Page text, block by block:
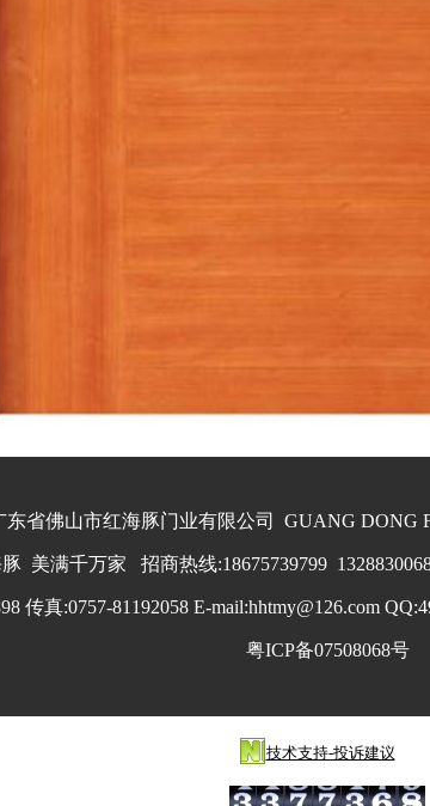
东省佛山市红海豚门业有限公司 GUANG DONG
美满千万家 招商热线:18675739799
传真:0757-81192058 E-mail:hhtmy@126.com
粤ICP备07508068号
技术支持-投诉建议